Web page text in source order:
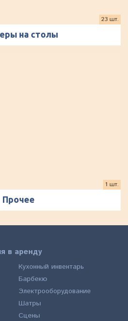
на столы
23 шт.
Прочее
1 шт.
в аренду
Кухонный инвентарь
Барбекю
Электрооборудование
Шатры
Сцены